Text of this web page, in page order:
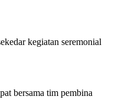
kegiatan seremonial
bersama tim pembina